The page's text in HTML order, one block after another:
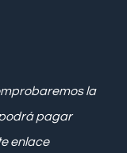
la
pagar
enlace